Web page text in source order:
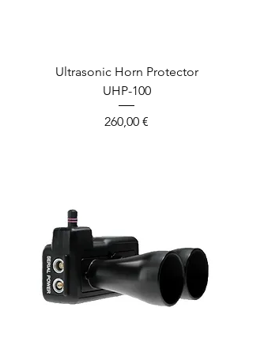
Ultrasonic Horn Protector
UHP-100
Prix
260,00 €